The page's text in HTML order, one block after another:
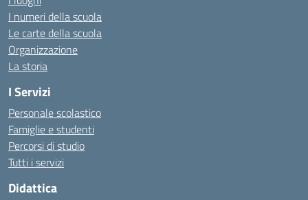
I numeri della scuola
Le carte della scuola
Organizzazione
La storia
I Servizi
Personale scolastico
Famiglie e studenti
Percorsi di studio
Tutti i servizi
Didattica